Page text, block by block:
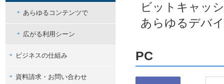
あらゆるコンテンツで
広がる利用シーン
ビジネスの仕組み
資料請求・お問い合わせ
ビットキャッ
あらゆるデバ
PC